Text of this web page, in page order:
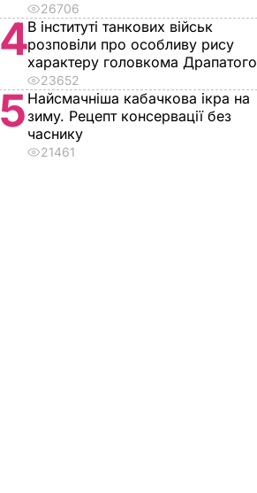
26706
4В інституті танкових військ
розповіли про особливу рису
характеру головкома Драпатого
23652
5 Найсмачніша кабачкова ікра на
зиму. Рецепт консервації без
часнику
21461